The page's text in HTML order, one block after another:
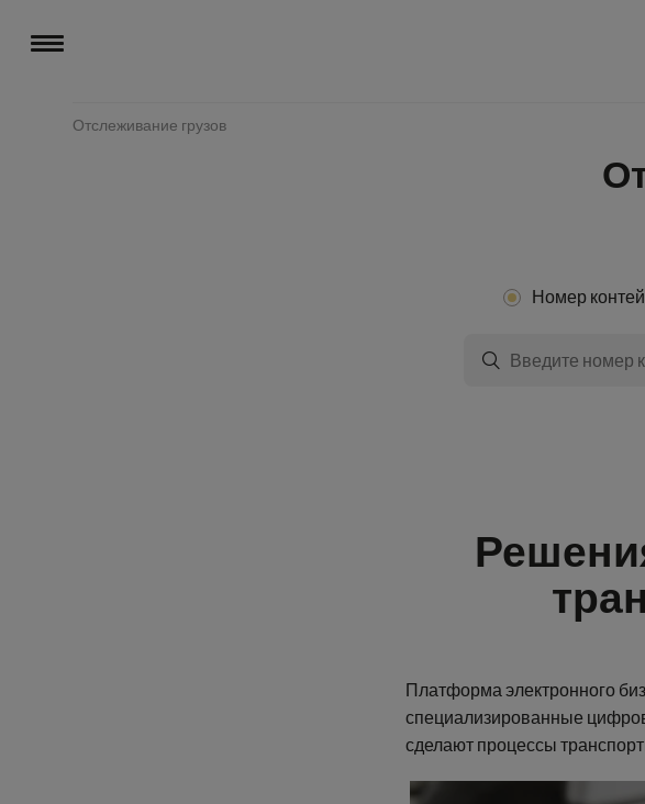
Отслеживание грузов
Номер
Платформа электронного
специализированные
сделают процессы